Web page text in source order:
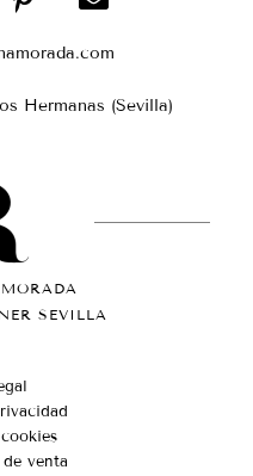
Hermanas (Sevilla)
SEVILLA
venta